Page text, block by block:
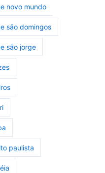
novo mundo
são domingos
são jorge
paulista